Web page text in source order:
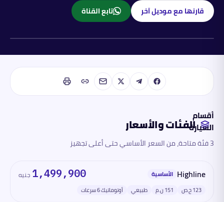
قارنها مع موديل آخر تابع القناة
أقسام
السيارة
الفئات
المحرك
والأداء
الفئات والأسعار
3 فئة متاحة، من السعر الأساسي حتى أعلى تجهيز
Highline الأساسية 1,499,900 جنيه
123 ح.ص 151 ن.م طبيعي أوتوماتيك 6 سرعات